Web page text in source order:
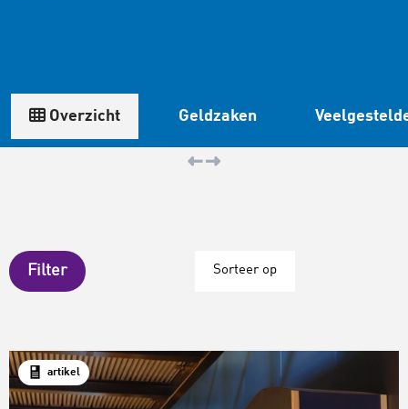
Overzicht Geldzaken
Filter Sorteer op
artikel